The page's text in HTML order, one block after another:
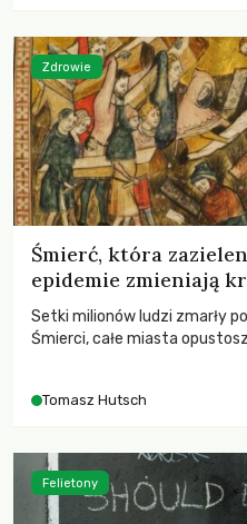
Śmierć, która
epidemie zmieniają
Setki milionów ludzi zmarły
Śmierci, całe miasta
największych katastrof w
Tomasz Hutsch
Zdrowie
Felietony